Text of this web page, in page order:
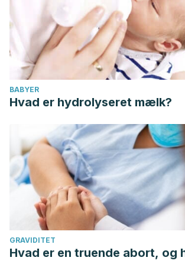
BABYER
Hvad er hydrolyseret mælk?
GRAVIDITET
Hvad er en truende abort, og